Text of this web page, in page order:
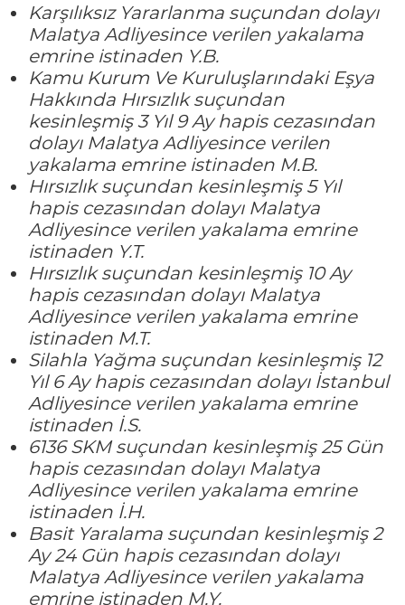
Karşılıksız Yararlanma suçundan dolayı
Malatya Adliyesince verilen yakalama
emrine istinaden Y.B.
Kamu Kurum Ve Kuruluşlarındaki Eşya
Hakkında Hırsızlık suçundan
kesinleşmiş 3 Yıl 9 Ay hapis cezasından
dolayı Malatya Adliyesince verilen
yakalama emrine istinaden M.B.
Hırsızlık suçundan kesinleşmiş 5 Yıl
hapis cezasından dolayı Malatya
Adliyesince verilen yakalama emrine
istinaden Y.T.
Hırsızlık suçundan kesinleşmiş 10 Ay
hapis cezasından dolayı Malatya
Adliyesince verilen yakalama emrine
istinaden M.T.
Silahla Yağma suçundan kesinleşmiş 12
Yıl 6 Ay hapis cezasından dolayı İstanbul
Adliyesince verilen yakalama emrine
istinaden İ.S.
6136 SKM suçundan kesinleşmiş 25 Gün
hapis cezasından dolayı Malatya
Adliyesince verilen yakalama emrine
istinaden İ.H.
Basit Yaralama suçundan kesinleşmiş 2
Ay 24 Gün hapis cezasından dolayı
Malatya Adliyesince verilen yakalama
emrine istinaden M.Y.